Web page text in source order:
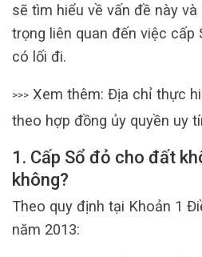
sẽ tìm hiểu về vấn đề này
trọng liên quan đến việc cấp
có lối đi.
>>> Xem thêm: Địa chỉ thực
theo hợp đồng ủy quyền uy
1. Cấp Sổ đỏ cho đất
không?
Theo quy định tại Khoản 1
năm 2013: